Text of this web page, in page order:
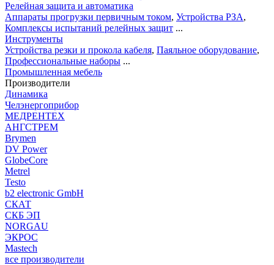
Релейная защита и автоматика
Аппараты прогрузки первичным током, Устройства РЗА,
Комплексы испытаний релейных защит ...
Инструменты
Устройства резки и прокола кабеля, Паяльное оборудование,
Профессиональные наборы ...
Промышленная мебель
Производители
Динамика
Челэнергоприбор
МЕДРЕНТЕХ
АНГСТРЕМ
Brymen
DV Power
GlobeCore
Metrel
Testo
b2 electronic GmbH
СКАТ
СКБ ЭП
NORGAU
ЭКРОС
Mastech
все производители